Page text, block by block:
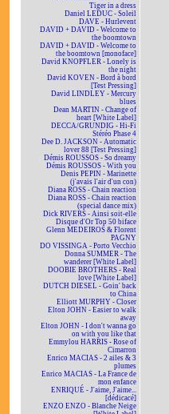
Tiger in a dress
Daniel LEDUC - Soleil
DAVE - Hurlevent
DAVID + DAVID - Welcome to
the boomtown
DAVID + DAVID - Welcome to
the boomtown [monoface]
David KNOPFLER - Lonely is
the night
David KOVEN - Bord à bord
[Test Pressing]
David LINDLEY - Mercury
blues
Dean MARTIN - Change of
heart [White Label]
DECCA/GRUNDIG - Hi-Fi
Stéréo Phase 4
Dee D. JACKSON - Automatic
lover 88 [Test Pressing]
Démis ROUSSOS - So dreamy
Démis ROUSSOS - With you
Denis PEPIN - Marinette
(j'avais l'air d'un con)
Diana ROSS - Chain reaction
Diana ROSS - Chain reaction
(special dance mix)
Dick RIVERS - Ainsi soit-elle
Disque d'Or Top 50 biface
Glenn MEDEIROS & Florent
PAGNY
DO VISSINGA - Porto Vecchio
Donna SUMMER - The
wanderer [White Label]
DOOBIE BROTHERS - Real
love [White Label]
DUTCH DIESEL - Goin' back
to China
Elliott MURPHY - Closer
Elton JOHN - Easier to walk
away
Elton JOHN - I don't wanna go
on with you like that
Emmylou HARRIS - Rose of
Cimarron
Enrico MACIAS - 2 ailes & 3
plumes
Enrico MACIAS - La France de
mon enfance
ENRIQUÉ - J'aime, J'aime...
[dédicacé]
ENZO ENZO - Blanche Neige